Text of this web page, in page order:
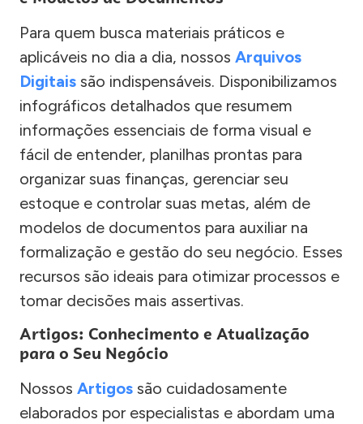
Para quem busca materiais práticos e
aplicáveis no dia a dia, nossos Arquivos
Digitais são indispensáveis. Disponibilizamos
infográficos detalhados que resumem
informações essenciais de forma visual e
fácil de entender, planilhas prontas para
organizar suas finanças, gerenciar seu
estoque e controlar suas metas, além de
modelos de documentos para auxiliar na
formalização e gestão do seu negócio. Esses
recursos são ideais para otimizar processos e
tomar decisões mais assertivas.
Artigos: Conhecimento e Atualização
para o Seu Negócio
Nossos Artigos são cuidadosamente
elaborados por especialistas e abordam uma